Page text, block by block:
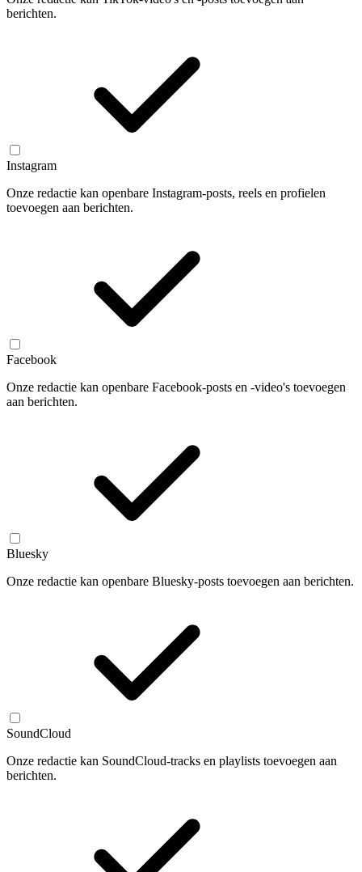
berichten.
Instagram
Onze redactie kan openbare Instagram-posts, reels en profielen
toevoegen aan berichten.
Facebook
Onze redactie kan openbare Facebook-posts en -video's toevoegen
aan berichten.
Bluesky
Onze redactie kan openbare Bluesky-posts toevoegen aan berichten.
SoundCloud
Onze redactie kan SoundCloud-tracks en playlists toevoegen aan
berichten.